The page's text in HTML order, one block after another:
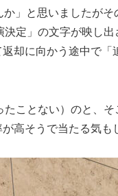
か」と思いましたが
定」の文字が映し出
返却に向かう途中で
たことない）のと、
高そうで当たる気も